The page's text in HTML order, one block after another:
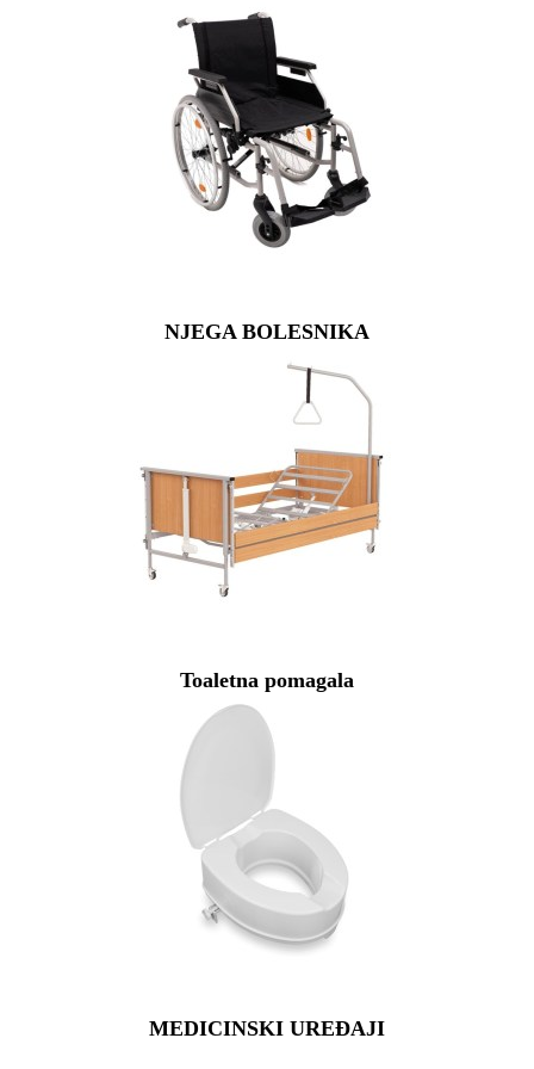
NJEGA BOLESNIKA
Toaletna pomagala
MEDICINSKI UREĐAJI